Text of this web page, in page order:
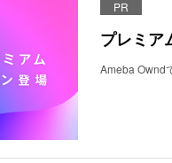
PR
プレミア
Ameba Ownd